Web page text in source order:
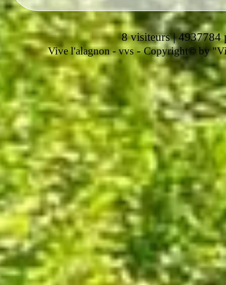
8 visiteurs | 4937784
Vive l'alagnon - vvs-Copyright© by